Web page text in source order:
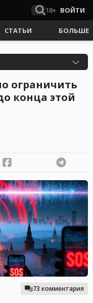
18+ ВОЙТИ
СТАТЬИ БОЛЬШЕ
ограничить
конца этой
73 комментария